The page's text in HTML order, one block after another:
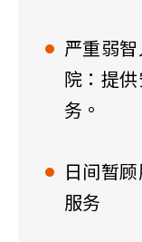
严重弱
院：提
务。
日间暂
服务